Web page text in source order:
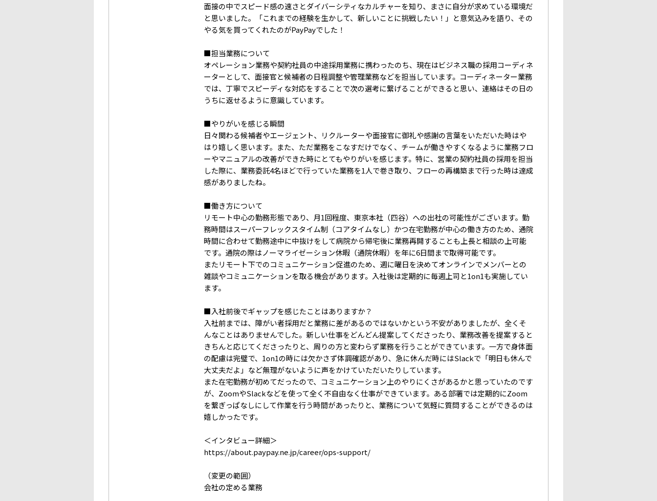
面接の中でスピード感の速さとダイバーシティなカルチャーを知り、まさに自分が求めている環境だ
と思いました。「これまでの経験を生かして、新しいことに挑戦したい！」と意気込みを語り、その
やる気を買ってくれたのがPayPayでした！
■担当業務について
オペレーション業務や契約社員の中途採用業務に携わったのち、現在はビジネス職の採用コーディネ
ーターとして、面接官と候補者の日程調整や管理業務などを担当しています。コーディネーター業務
では、丁寧でスピーディな対応をすることで次の選考に繋げることができると思い、連絡はその日の
うちに返せるように意識しています。
■やりがいを感じる瞬間
日々関わる候補者やエージェント、リクルーターや面接官に御礼や感謝の言葉をいただいた時はや
はり嬉しく思います。また、ただ業務をこなすだけでなく、チームが働きやすくなるように業務フロ
ーやマニュアルの改善ができた時にとてもやりがいを感じます。特に、営業の契約社員の採用を担当
した際に、業務委託4名ほどで行っていた業務を1人で巻き取り、フローの再構築まで行った時は達成
感がありましたね。
■働き方について
リモート中心の勤務形態であり、月1回程度、東京本社（四谷）への出社の可能性がございます。勤
務時間はスーパーフレックスタイム制（コアタイムなし）かつ在宅勤務が中心の働き方のため、通院
時間に合わせて勤務途中に中抜けをして病院から帰宅後に業務再開することも上長と相談の上可能
です。通院の際はノーマライゼーション休暇（通院休暇）を年に6日間まで取得可能です。
またリモート下でのコミュニケーション促進のため、週に曜日を決めてオンラインでメンバーとの
雑談やコミュニケーションを取る機会があります。入社後は定期的に毎週上司と1on1も実施してい
ます。
■入社前後でギャップを感じたことはありますか？
入社前までは、障がい者採用だと業務に差があるのではないかという不安がありましたが、全くそ
んなことはありませんでした。新しい仕事をどんどん提案してくださったり、業務改善を提案すると
きちんと応じてくださったりと、周りの方と変わらず業務を行うことができています。一方で身体面
の配慮は完璧で、1on1の時には欠かさず体調確認があり、急に休んだ時にはSlackで「明日も休んで
大丈夫だよ」など無理がないように声をかけていただいたりしています。
また在宅勤務が初めてだったので、コミュニケーション上のやりにくさがあるかと思っていたのです
が、ZoomやSlackなどを使って全く不自由なく仕事ができています。ある部署では定期的にZoom
を繋ぎっぱなしにして作業を行う時間があったりと、業務について気軽に質問することができるのは
嬉しかったです。
＜インタビュー詳細＞
https://about.paypay.ne.jp/career/ops-support/
（変更の範囲）
会社の定める業務